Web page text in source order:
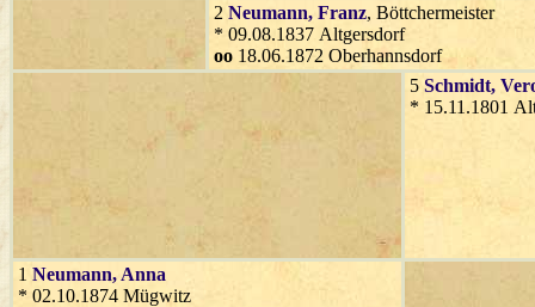
2 Neumann, Franz, Böttchermeister
* 09.08.1837 Altgersdorf
oo 18.06.1872 Oberhannsdorf
5 Schmidt,
* 15.11.1801
1 Neumann, Anna
* 02.10.1874 Mügwitz